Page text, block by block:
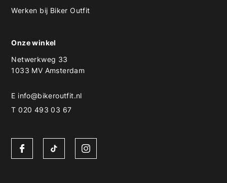
Werken bij Biker Outfit
Onze winkel
Netwerkweg 33
1033 MV Amsterdam
E info@bikeroutfit.nl
T 020 493 03 67